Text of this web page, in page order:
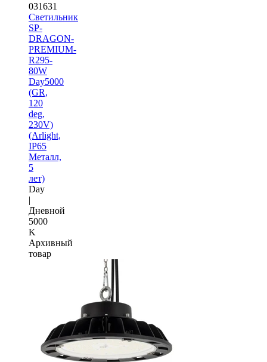
031631
Светильник
SP-
DRAGON-
PREMIUM-
R295-
80W
Day5000
(GR,
120
deg,
230V)
(Arlight,
IP65
Металл,
5
лет)
Day
|
Дневной
5000
K
Архивный
товар